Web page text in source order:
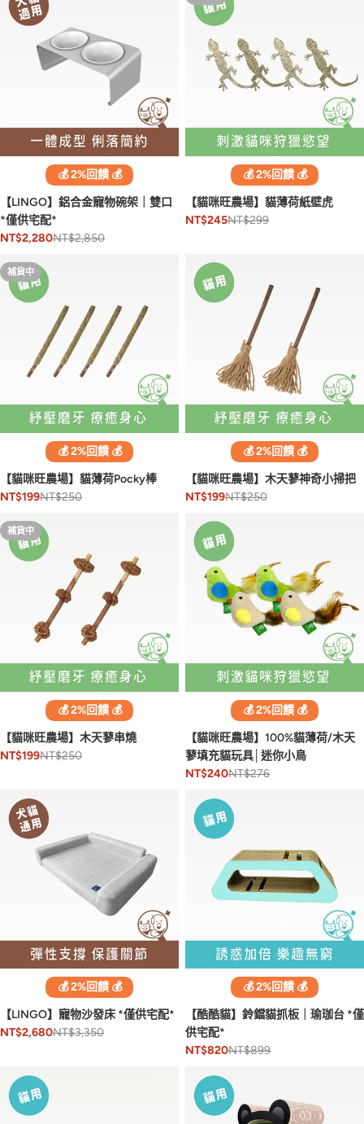
💰 2%回饋 💰
【LINGO】鋁合金寵物碗架｜雙口
*僅供宅配*
NT$2,280NT$2,850
💰 2%回饋 💰
【貓咪旺農場】貓薄荷紙壁虎
NT$245NT$299
補貨中
💰 2%回饋 💰
【貓咪旺農場】貓薄荷Pocky棒
NT$199NT$250
💰 2%回饋 💰
【貓咪旺農場】木天蓼神奇小掃把
NT$199NT$250
補貨中
💰 2%回饋 💰
【貓咪旺農場】木天蓼串燒
NT$199NT$250
💰 2%回饋 💰
【貓咪旺農場】100%貓薄荷/木天
蓼填充貓玩具│迷你小鳥
NT$240NT$276
💰 2%回饋 💰
【LINGO】寵物沙發床 *僅供宅配*
NT$2,680NT$3,350
💰 2%回饋 💰
【酷酷貓】鈴鐺貓抓板｜瑜珈台 *僅
供宅配*
NT$820NT$899